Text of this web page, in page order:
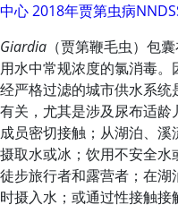
中心 2018年贾第虫病
Giardia （贾第鞭毛虫）包
用水中常规浓度的氯消毒
经严格过滤的城市供水系
有关，尤其是涉及尿布适
成员密切接触；从湖泊、
摄取水或冰；饮用不安全水
徒步旅行者和露营者；在
时摄入水；或通过性接触接